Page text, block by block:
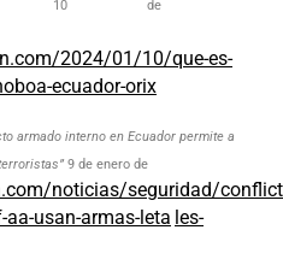
de
2024/01/10/que-es-
ecuador-orix
armado interno en Ecuador permite a
9 de enero de
noticias/seguridad/
usan-armas-leta les-